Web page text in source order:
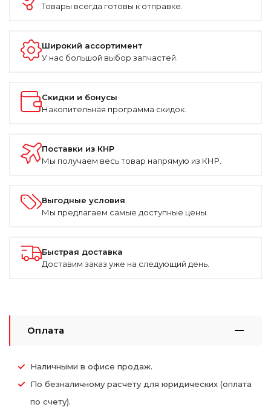
Товары всегда готовы к отправке.
Широкий ассортимент
У нас большой выбор запчастей.
Скидки и бонусы
Накопительная программа скидок.
Поставки из КНР
Мы получаем весь товар напрямую из КНР.
Выгодные условия
Мы предлагаем самые доступные цены.
Быстрая доставка
Доставим заказ уже на следующий день.
Оплата
Наличными в офисе продаж.
По безналичному расчету для юридических (оплата
по счету).